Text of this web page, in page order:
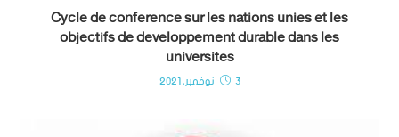
Cycle de conference sur les nations unies et les
objectifs de developpement durable dans les
universites
3 نوفمبر، 2021